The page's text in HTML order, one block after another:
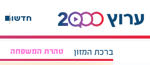
חדשות
ברכת המזון טהרת המשפחה